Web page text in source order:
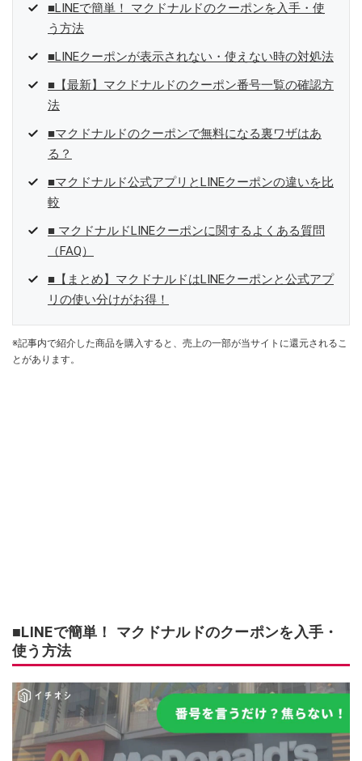
■LINEで簡単！ マクドナルドのクーポンを入手・使
う方法
■LINEクーポンが表示されない・使えない時の対処法
■【最新】マクドナルドのクーポン番号一覧の確認方
法
■マクドナルドのクーポンで無料になる裏ワザはあ
る？
■マクドナルド公式アプリとLINEクーポンの違いを比
較
■ マクドナルドLINEクーポンに関するよくある質問
（FAQ）
■【まとめ】マクドナルドはLINEクーポンと公式アプ
リの使い分けがお得！
※記事内で紹介した商品を購入すると、売上の一部が当サイトに還元されるこ
とがあります。
■LINEで簡単！ マクドナルドのクーポンを入手・
使う方法